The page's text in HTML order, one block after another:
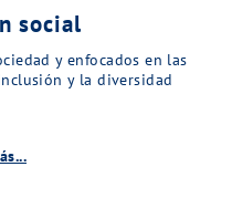
social
y enfocados en las
y la diversidad